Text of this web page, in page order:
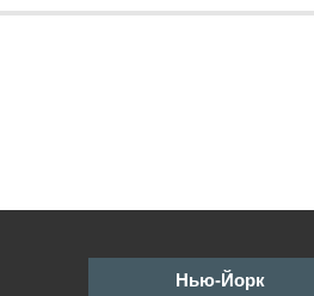
Нью-Йорк